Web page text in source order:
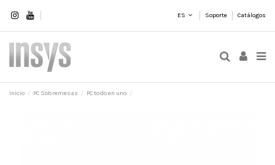
ES Soporte Catálogos
Inicio PC Sobremesas PC todo en uno